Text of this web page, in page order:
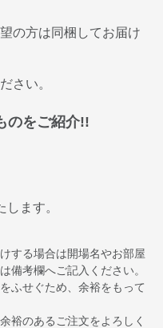
の方は同梱してお届け
さい。
のをご紹介!!
ます。
する場合は開場名やお部屋
備考欄へご記入ください。
ふせぐため、余裕をもって
裕のあるご注文をよろしく